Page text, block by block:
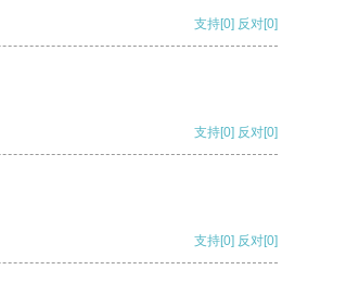
支持[0] 反对[0]
支持[0] 反对[0]
支持[0] 反对[0]